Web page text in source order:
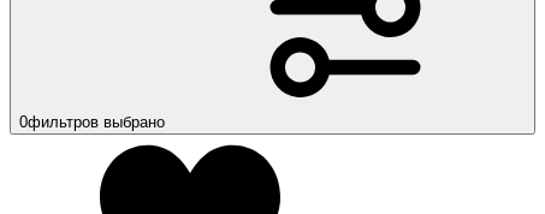
0фильтров выбрано